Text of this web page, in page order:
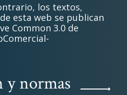
los textos,
esta web se publican
Common 3.0 de
normas